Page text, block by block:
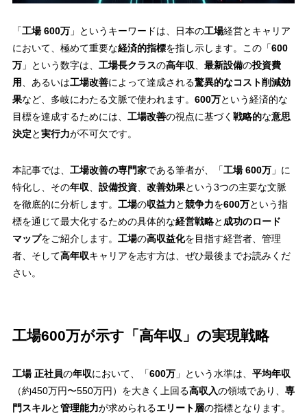
「工場 600万」というキーワードは、日本の工場経営とキャリア
において、極めて重要な経済的指標を指し示します。この「600
万」という数字は、 工場長クラスの高年収 最新設備の投資費
用 、あるいは工場改善によって達成される驚異的なコスト削減効
果など、多岐にわたる文脈で使われます。 600万という経済的な
目標を達成するためには、 工場改善の視点に基づく 戦略的な意思
決定と実行力が不可欠です。
本記事では、 工場改善の専門家である筆者が、「工場 600万」に
特化し、その年収 設備投資、 改善効果という3つの主要な文脈
を徹底的に分析します。 工場の収益力と競争力を600万という指
標を通じて最大化するための具体的な経営戦略と 成功のロード
マップをご紹介します。 工場の高収益化を目指す経営者、管理
者、そして高年収キャリアを志す方は、ぜひ最後までお読みくだ
さい。
工場600万が示す「高年収」の実現戦略
工場 正社員の年収において、「600万」という水準は、 平均年収
（約450万円〜550万円）を大きく上回る高収入の領域であり、 専
門スキルと管理能力が求められるエリート層の指標となります。